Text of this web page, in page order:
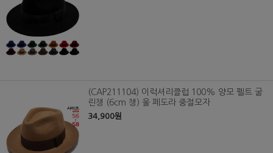
(CAP211104) 이럭셔리클럽 100% 양모 펠트 굴
린챙 (6cm 챙) 울 페도라 중절모자
34,900원